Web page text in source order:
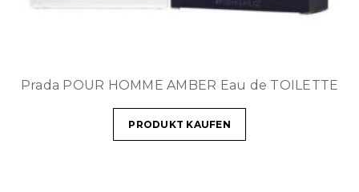
Prada POUR HOMME AMBER Eau de TOILETTE
PRODUKT KAUFEN